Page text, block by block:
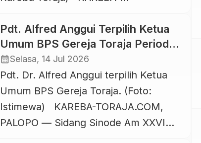
Sinode Am XXVI Gereja Toraja yang
berlangsung Wilayah I Tana Luwu,
tepatnya di Luwu Convention Center
(LCC) Kota Palopo, 09-14 Juli 2026
resmi menetapkan pengurus baru
Sinode Gereja Toraja. Pdt. […]
Pdt. Alfred Anggui Terpilih Ketua
Umum BPS Gereja Toraja Periode
2026-2031
calendar_monthSelasa, 14 Jul 2026
Pdt. Dr. Alfred Anggui terpilih Ketua
Umum BPS Gereja Toraja. (Foto:
Istimewa) KAREBA-TORAJA.COM,
PALOPO — Sidang Sinode Am XXVI